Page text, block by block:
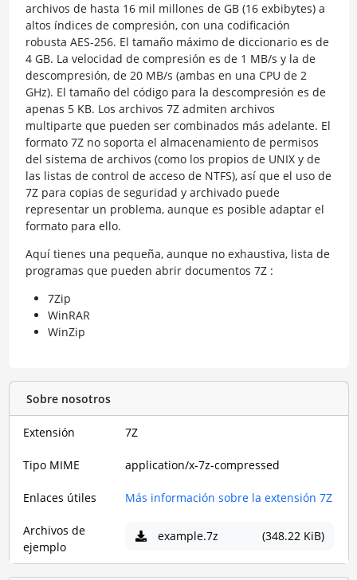
archivos de hasta 16 mil millones de GB (16 exbibytes) a
altos índices de compresión, con una codificación
robusta AES-256. El tamaño máximo de diccionario es de
4 GB. La velocidad de compresión es de 1 MB/s y la de
descompresión, de 20 MB/s (ambas en una CPU de 2
GHz). El tamaño del código para la descompresión es de
apenas 5 KB. Los archivos 7Z admiten archivos
multiparte que pueden ser combinados más adelante. El
formato 7Z no soporta el almacenamiento de permisos
del sistema de archivos (como los propios de UNIX y de
las listas de control de acceso de NTFS), así que el uso de
7Z para copias de seguridad y archivado puede
representar un problema, aunque es posible adaptar el
formato para ello.
Aquí tienes una pequeña, aunque no exhaustiva, lista de
programas que pueden abrir documentos 7Z :
7Zip
WinRAR
WinZip
Sobre nosotros
Extensión 7Z
Tipo MIME application/x-7z-compressed
Enlaces útiles Más información sobre la extensión 7Z
Archivos de
ejemplo
example.7z (348.22 KiB)